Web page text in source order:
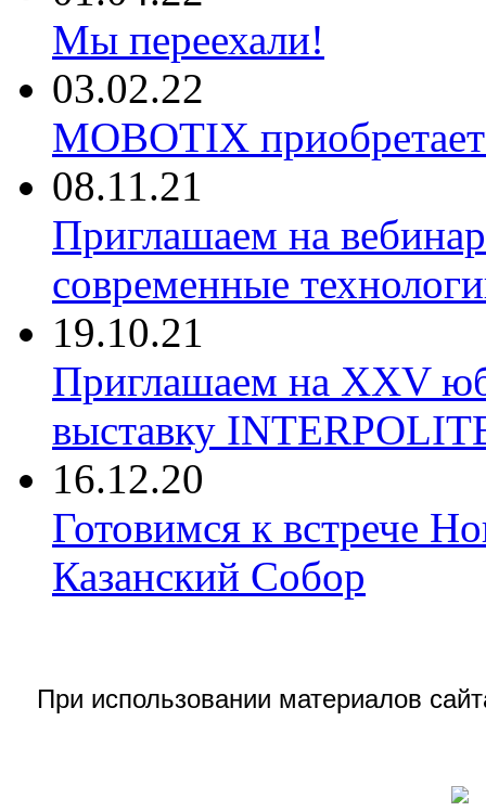
Мы переехали!
03.02.22
MOBOTIX
08.11.21
Приглашаем на
современные
19.10.21
Приглашаем на XXV
выставку
16.12.20
Готовимся к встрече
Казанский Собор
При использовании материалов